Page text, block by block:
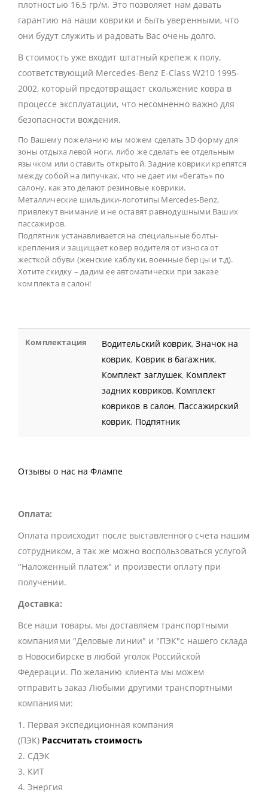
плотностью 16,5 гр/м. Это позволяет нам давать
гарантию на наши коврики и быть уверенными, что
они будут служить и радовать Вас очень долго.
В стоимость уже входит штатный крепеж к полу,
соответствующий Mercedes-Benz E-Class W210 1995-
2002, который предотвращает скольжение ковра в
процессе эксплуатации, что несомненно важно для
безопасности вождения.
По Вашему пожеланию мы можем сделать 3D форму для
зоны отдыха левой ноги, либо же сделать ее отдельным
язычком или оставить открытой. Задние коврики крепятся
между собой на липучках, что не дает им «бегать» по
салону, как это делают резиновые коврики.
Металлические шильдики-логотипы Mercedes-Benz,
привлекут внимание и не оставят равнодушными Ваших
пассажиров.
Подпятник устанавливается на специальные болты-
крепления и защищает ковер водителя от износа от
жесткой обуви (женские каблуки, военные берцы и т.д).
Хотите скидку – дадим ее автоматически при заказе
комплекта в салон!
Комплектация Водительский коврик,Значок на
коврик, Коврик в багажник,
Комплект заглушек, Комплект
задних ковриков, Комплект
ковриков в салон, Пассажирский
коврик, Подпятник
Отзывы о нас на Флампе
Оплата:
Оплата происходит после выставленного счета нашим
сотрудником, а так же можно воспользоваться услугой
"Наложенный платеж" и произвести оплату при
получении.
Доставка:
Все наши товары, мы доставляем транспортными
компаниями "Деловые линии" и "ПЭК"с нашего склада
в Новосибирске в любой уголок Российской
Федерации. По желанию клиента мы можем
отправить заказ Любыми другими транспортными
компаниями:
1. Первая экспедиционная компания
(ПЭК) Рассчитать стоимость
2. СДЭК
3. КИТ
4. Энергия